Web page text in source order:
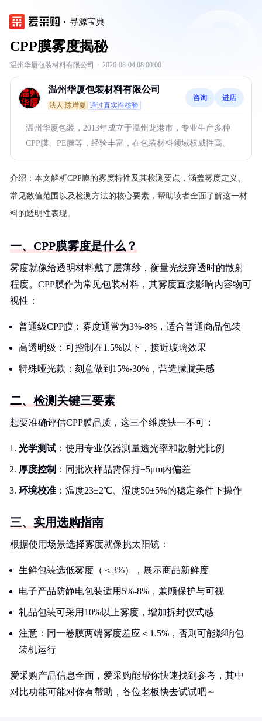
寻源宝典
CPP膜雾度揭秘
温州华厦包装材料有限公司 · 2026-08-04 08:00:00
温州华厦包装材料有限公司
法人:陈增夏 通过真实性核验
咨询 进店
温州华厦包装，2013年成立于温州龙港市，专业生产多种
CPP膜、PE膜等，经验丰富，在包装材料领域权威性高。
介绍： 本文解析CPP膜的雾度特性及其检测要点，涵盖雾度定义、
常见数值范围以及检测方法的核心要素，帮助读者全面了解这一材
料的透明性表现。
一、CPP膜雾度是什么？
雾度就像给透明材料戴了层薄纱，衡量光线穿透时的散射
程度。CPP膜作为常见包装材料，其雾度直接影响内容物可
视性：
普通级CPP膜：雾度通常为3%-8%，适合普通商品包装
高透明级：可控制在1.5%以下，接近玻璃效果
特殊哑光款：刻意做到15%-30%，营造朦胧美感
二、检测关键三要素
想要准确评估CPP膜品质，这三个维度缺一不可：
光学测试 ：使用专业仪器测量透光率和散射光比例
厚度控制 ：同批次样品需保持±5μm内偏差
环境校准 ：温度23±2℃、湿度50±5%的稳定条件下操作
三、实用选购指南
根据使用场景选择雾度就像挑太阳镜：
生鲜包装选低雾度（＜3%），展示商品新鲜度
电子产品防静电包装适用5%-8%，兼顾保护与可视
礼品包装可采用10%以上雾度，增加拆封仪式感
注意：同一卷膜两端雾度差应＜1.5%，否则可能影响包
装机运行
爱采购产品信息全面，爱采购能帮你快速找到参考，其中
对比功能可能对你有帮助，各位老板快去试试吧～